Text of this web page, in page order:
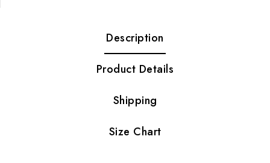
Description
Product Details
Shipping
Size Chart